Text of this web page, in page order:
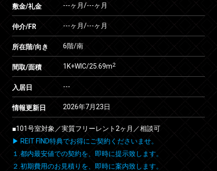
敷金/礼金 ---ヶ月/---ヶ月
仲介/FR ---ヶ月/---ヶ月
所在階/向き 6階/南
間取/面積 1K+WIC/25.69m2
入居日 ---
情報更新日 2026年7月23日
■101号室対象／実質フリーレント2ヶ月／相談可
▶ REIT FIND特典でお得にご契約くださいませ。
１.都内最安値での契約を、即時に提示致します。
２.初期費用のお見積りを、即時に案内致します。